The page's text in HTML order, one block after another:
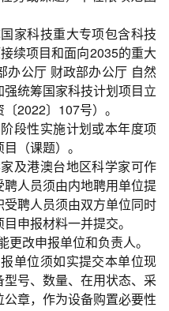
家科技重大专项包含科技
续项目和面向2035的重大
办公厅 财政部办公厅 自然
统筹国家科技计划项目立
2022〕107号）。
段性实施计划或本年度项
（课题）。
及港澳台地区科学家可作
人员须由内地聘用单位提
聘人员须由双方单位同时
申报材料一并提交。
改申报单位和负责人。
单位须如实提交本单位现
号、数量、在用状态、采
章，作为设备购置必要性